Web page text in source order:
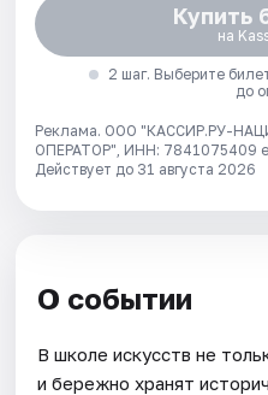
Купить
на
2 шаг. Выберите
до
Реклама. ООО "КАССИР.РУ-
ОПЕРАТОР", ИНН: 7841075409
Действует до 31 августа 2026
О событии
В школе искусств не
и бережно хранят